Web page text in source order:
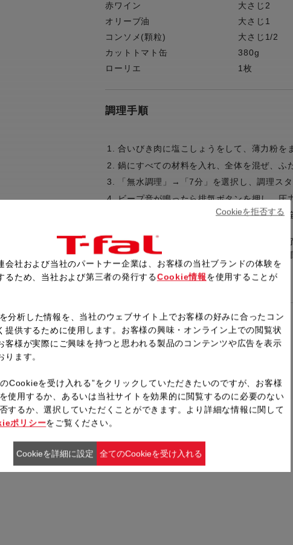
赤ワイン
大さじ2
オリーブ油
大さじ1
コンソメ(顆粒)
大さじ1/2
カットトマト缶
380g
ローリエ
1枚
調理手順
合いびき肉に塩こしょうをして、薄力粉を
鍋にすべての材料を入れ、全体を混ぜ、ふ
「無水調理」→「7分」を選択し、調理スタ
ビープ音が鳴ったら排気ボタンを押し、圧
圧力表示ピンが下がったら、ふたをあけ、
※ミートソースを煮詰める場合は、調理
定し、ふたをあけたまま、ヘラなどでかき
飛びはねに注意してください。
レシピ一覧へ戻る
会社および当社のパートナー企業は、お客様の当社ブランドの体験を
るため、当社および第三者の発行するCookie情報 を使用することが
分析した情報を、当社のウェブサイト上でお客様の好みに合ったコン
提供するために使用します。お客様の興味・オンライン上での閲覧状
客様が実際にご興味を持つと思われる製品のコンテンツや広告を表示
ります。
Cookieを受け入れる”をクリックしていただきたいのですが、お客様
使用するか、あるいは当社サイトを効果的に閲覧するのに必要のない
するか、選択していただくことができます。より詳細な情報に関して
ポリシーをご覧ください。
Cookieを拒否する
Cookieを詳細に設定 全てのCookieを受け入れる